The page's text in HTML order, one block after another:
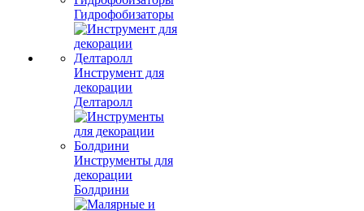
Гидрофобизаторы
Инструмент для
декорации
Делтаролл
Инструменты для
декорации
Болдрини